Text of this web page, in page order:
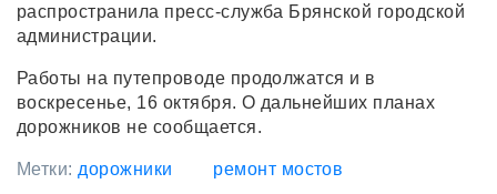
распространила пресс-служба Брянской городской
администрации.
Работы на путепроводе продолжатся и в
воскресенье, 16 октября. О дальнейших планах
дорожников не сообщается.
Метки: дорожники ремонт мостов